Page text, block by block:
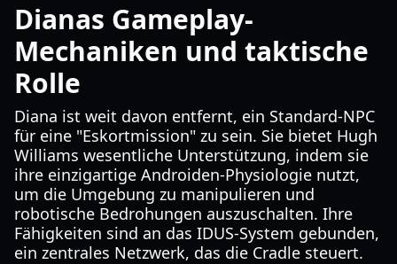
Dianas Gameplay-
Mechaniken und taktische
Rolle
Diana ist weit davon entfernt, ein Standard-NPC
für eine "Eskortmission" zu sein. Sie bietet Hugh
Williams wesentliche Unterstützung, indem sie
ihre einzigartige Androiden-Physiologie nutzt,
um die Umgebung zu manipulieren und
robotische Bedrohungen auszuschalten. Ihre
Fähigkeiten sind an das IDUS-System gebunden,
ein zentrales Netzwerk, das die Cradle steuert.